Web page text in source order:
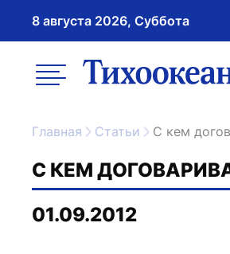
8 августа 2026, Суббота
меню
Главная Статьи С кем
С КЕМ
01.09.2012